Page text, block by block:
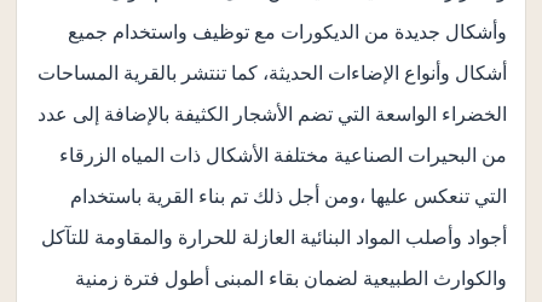
وأشكال جديدة من الديكورات مع توظيف واستخدام جميع
أشكال وأنواع الإضاءات الحديثة، كما تنتشر بالقرية المساحات
الخضراء الواسعة التي تضم الأشجار الكثيفة بالإضافة إلى عدد
من البحيرات الصناعية مختلفة الأشكال ذات المياه الزرقاء
التي تنعكس عليها ،ومن أجل ذلك تم بناء القرية باستخدام
أجواد وأصلب المواد البنائية العازلة للحرارة والمقاومة للتآكل
والكوارث الطبيعية لضمان بقاء المبنى أطول فترة زمنية